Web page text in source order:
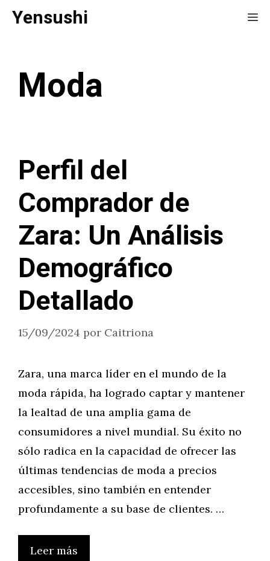
SaltarYensushi
Moda
Perfil del
Comprador de
Zara: Un Análisis
Demográfico
Detallado
15/09/2024 por Caitriona
Zara, una marca líder en el mundo de la
moda rápida, ha logrado captar y mantener
la lealtad de una amplia gama de
consumidores a nivel mundial. Su éxito no
sólo radica en la capacidad de ofrecer las
últimas tendencias de moda a precios
accesibles, sino también en entender
profundamente a su base de clientes. …
Leer más